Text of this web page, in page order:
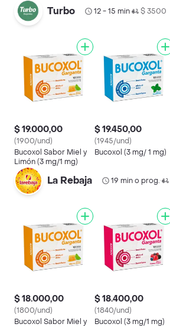
Turbo 12 - 15 min• $ 3500
$ 19.000,00
(1900/und)
Bucoxol Sabor Miel y
Limón (3 mg/1 mg)
$ 19.450,00
(1945/und)
Bucoxol (3 mg/ 1 mg)
La Rebaja 19 min o prog.•
$ 18.000,00
(1800/und)
Bucoxol Sabor Miel y
$ 18.400,00
(1840/und)
Bucoxol (3 mg/1 mg)